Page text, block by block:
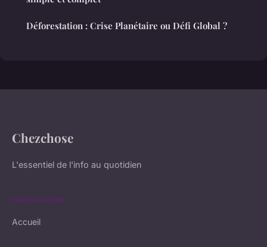
Déforestation : Crise Planétaire ou Défi Global ?
Chezchose
L'essentiel de l'info au quotidien
NAVIGATION
Accueil